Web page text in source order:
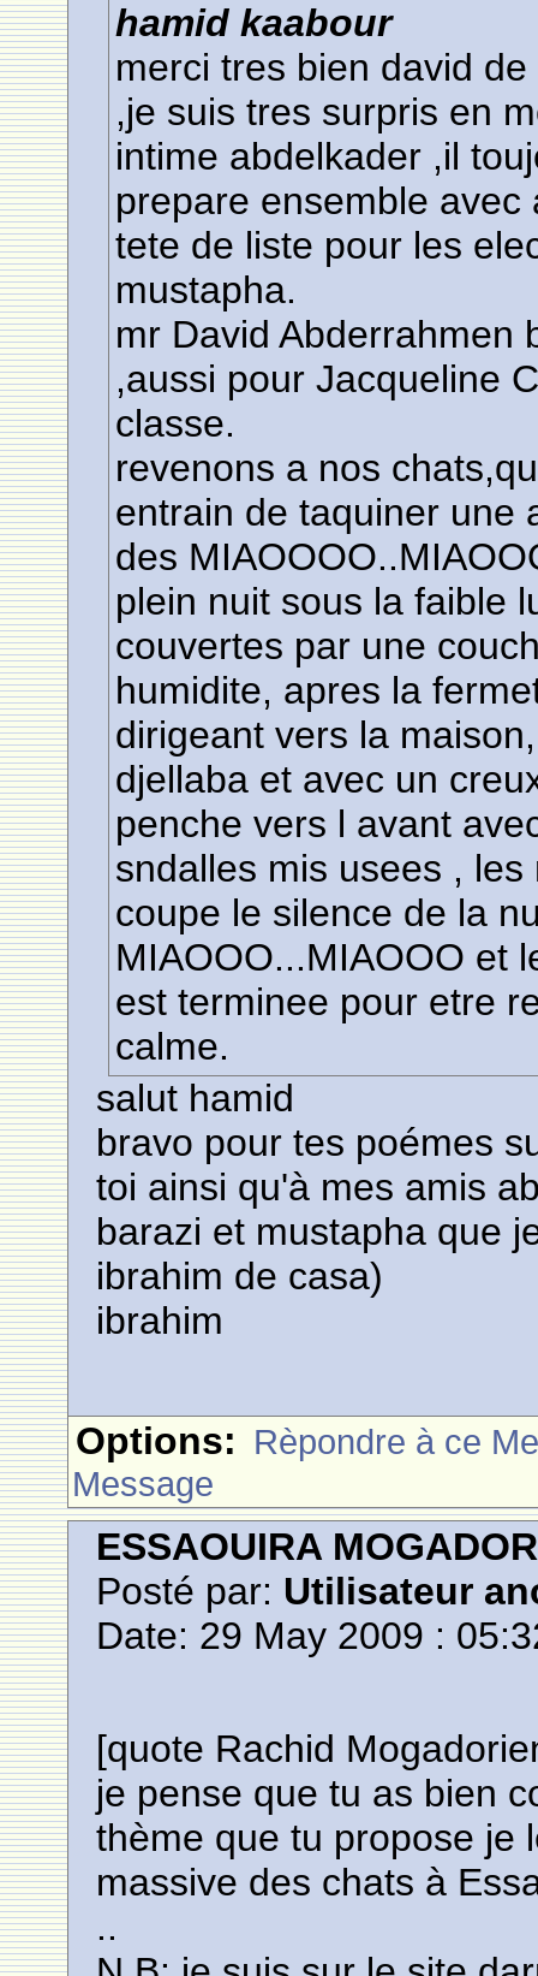
hamid kaabour
merci tres bien david
,je suis tres surpris en
intime abdelkader ,il
prepare ensemble
tete de liste pour les
mustapha.
mr David Abderrahmen
,aussi pour Jacqueline
classe.
revenons a nos
entrain de taquiner une
des
plein nuit sous la faible
couvertes par une
humidite, apres la
dirigeant vers la
djellaba et avec un
penche vers l avant
sndalles mis usees ,
coupe le silence de la
MIAOOO...MIAOOO et
est terminee pour etre
calme.
salut hamid
bravo pour tes poémes
toi ainsi qu'à mes amis
barazi et mustapha que
ibrahim de casa)
ibrahim
Options: Rèpondre à ce
Message
ESSAOUIRA MOGADOR
Posté par: Utilisateur
Date: 29 May 2009 :
[quote Rachid
je pense que tu as bien
thème que tu propose je
massive des chats à
..